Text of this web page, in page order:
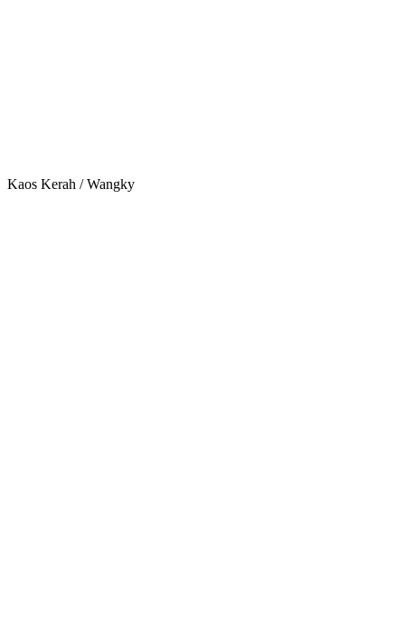
Kaos Kerah / Wangky